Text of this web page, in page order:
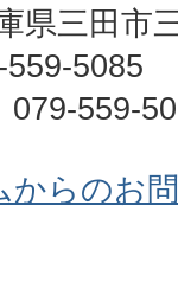
県三田市
5085
079-559-
からのお